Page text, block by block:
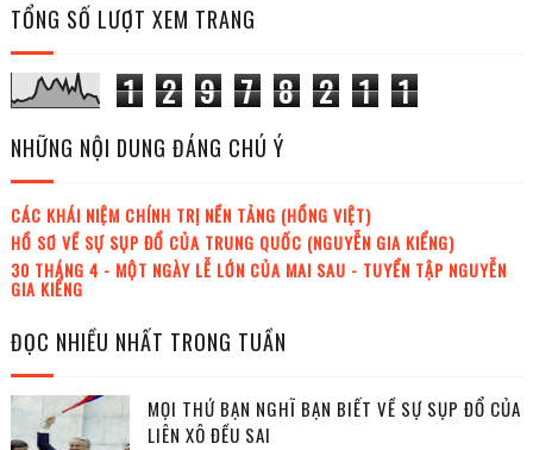
TỔNG SỐ LƯỢT XEM TRANG
1 2 9 7 8 2 1 1
NHỮNG NỘI DUNG ĐÁNG CHÚ Ý
CÁC KHÁI NIỆM CHÍNH TRỊ NỀN TẢNG (HỒNG VIỆT)
HỒ SƠ VỀ SỰ SỤP ĐỔ CỦA TRUNG QUỐC (NGUYỄN GIA KIỂNG)
30 THÁNG 4 - MỘT NGÀY LỄ LỚN CỦA MAI SAU - TUYỂN TẬP NGUYỄN
GIA KIỂNG
ĐỌC NHIỀU NHẤT TRONG TUẦN
MỌI THỨ BẠN NGHĨ BẠN BIẾT VỀ SỰ SỤP ĐỔ CỦA
LIÊN XÔ ĐỀU SAI